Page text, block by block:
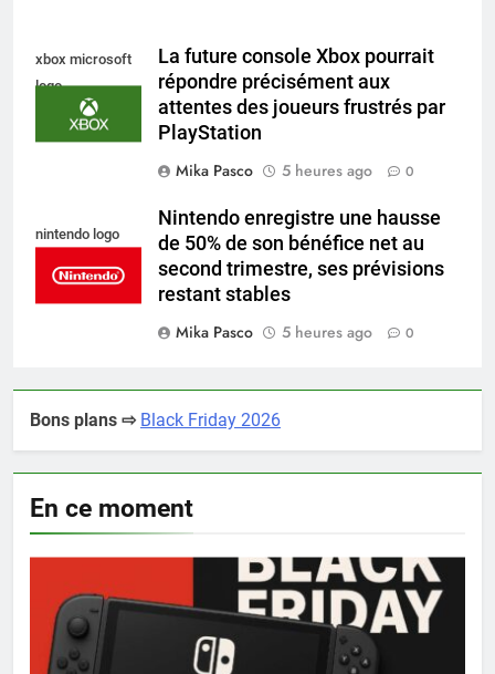
xbox microsoft
logo
La future console Xbox pourrait
répondre précisément aux
attentes des joueurs frustrés par
PlayStation
Mika Pasco
5 heures ago 0
nintendo logo
Nintendo enregistre une hausse
de 50% de son bénéfice net au
second trimestre, ses prévisions
restant stables
Mika Pasco
5 heures ago 0
Bons plans ⇨ Black Friday 2026
En ce moment